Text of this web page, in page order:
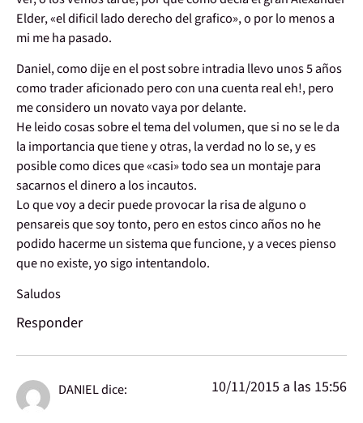
Elder, «el dificil lado derecho del grafico», o por lo menos a
mi me ha pasado.
Daniel, como dije en el post sobre intradia llevo unos 5 años
como trader aficionado pero con una cuenta real eh!, pero
me considero un novato vaya por delante.
He leido cosas sobre el tema del volumen, que si no se le da
la importancia que tiene y otras, la verdad no lo se, y es
posible como dices que «casi» todo sea un montaje para
sacarnos el dinero a los incautos.
Lo que voy a decir puede provocar la risa de alguno o
pensareis que soy tonto, pero en estos cinco años no he
podido hacerme un sistema que funcione, y a veces pienso
que no existe, yo sigo intentandolo.
Saludos
Responder
DANIELdice: 10/11/2015 a las 15:56